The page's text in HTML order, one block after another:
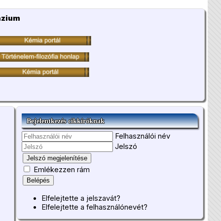
Bejelentkezés cikkíróknak
Felhasználói név
Jelszó
Jelszó megjelenítése
Emlékezzen rám
Belépés
Elfelejtette a jelszavát?
Elfelejtette a felhasználónevét?